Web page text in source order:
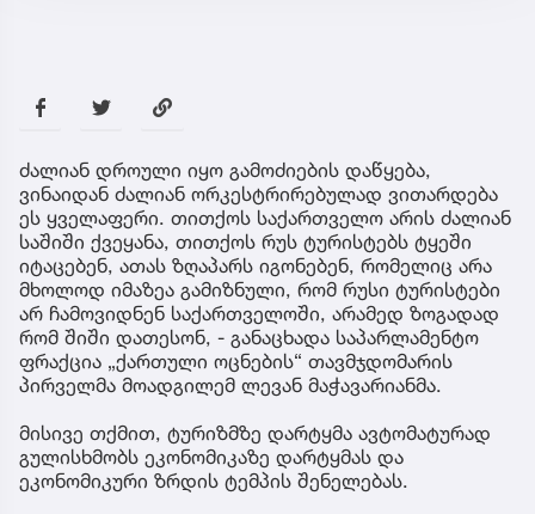
ძალიან დროული იყო გამოძიების დაწყება,
ვინაიდან ძალიან ორკესტრირებულად ვითარდება
ეს ყველაფერი. თითქოს საქართველო არის ძალიან
საშიში ქვეყანა, თითქოს რუს ტურისტებს ტყეში
იტაცებენ, ათას ზღაპარს იგონებენ, რომელიც არა
მხოლოდ იმაზეა გამიზნული, რომ რუსი ტურისტები
არ ჩამოვიდნენ საქართველოში, არამედ ზოგადად
რომ შიში დათესონ, - განაცხადა საპარლამენტო
ფრაქცია „ქართული ოცნების“ თავმჯდომარის
პირველმა მოადგილემ ლევან მაჭავარიანმა.
მისივე თქმით, ტურიზმზე დარტყმა ავტომატურად
გულისხმობს ეკონომიკაზე დარტყმას და
ეკონომიკური ზრდის ტემპის შენელებას.